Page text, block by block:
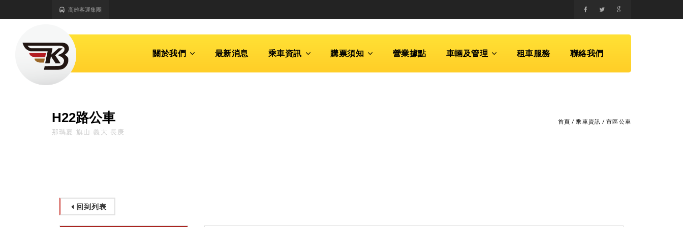
高雄客運集團
關於我們 最新消息 乘車資訊 購票須知 營業據點 車輛及管理 租車服務 聯絡我們
H22路公車
那瑪夏-旗山-義大-長庚
首頁 /乘車資訊 /市區公車
回到列表